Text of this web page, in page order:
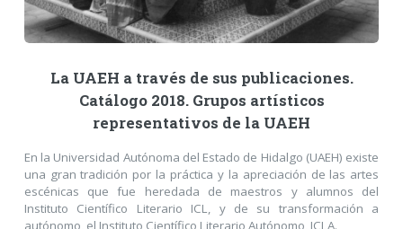
La UAEH a través de sus publicaciones.
Catálogo 2018. Grupos artísticos
representativos de la UAEH
En la Universidad Autónoma del Estado de Hidalgo (UAEH) existe
una gran tradición por la práctica y la apreciación de las artes
escénicas que fue heredada de maestros y alumnos del
Instituto Científico Literario ICL, y de su transformación a
autónomo, el Instituto Científico Literario Autónomo, ICLA.